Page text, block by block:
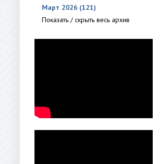
Март 2026 (121)
Показать / скрыть весь архив